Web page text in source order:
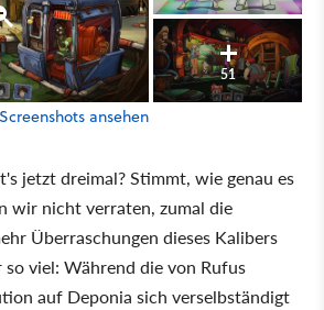
51
ansehen
jetzt dreimal? Stimmt, wie genau es
wir nicht verraten, zumal die
Überraschungen dieses Kalibers
viel: Während die von Rufus
auf Deponia sich verselbständigt